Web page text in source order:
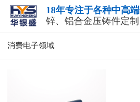
18年专注于各种中高端
锌、铝合金压铸件定制
消费电子领域